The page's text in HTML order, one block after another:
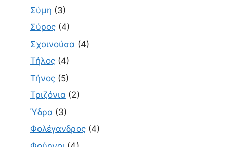
Σύμη (3)
Σύρος (4)
Σχοινούσα (4)
Τήλος (4)
Τήνος (5)
Τριζόνια (2)
Ύδρα (3)
Φολέγανδρος (4)